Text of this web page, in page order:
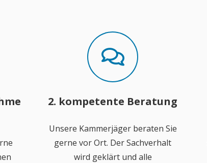
2. kompetente Beratung
Unsere Kammerjäger beraten Sie
gerne vor Ort. Der Sachverhalt
wird geklärt und alle